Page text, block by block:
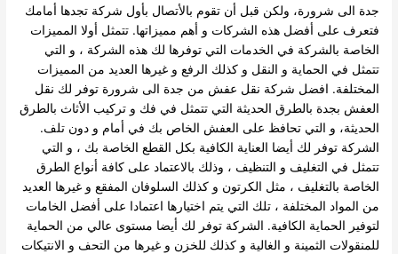
جدة الى شرورة، ولكن قبل أن تقوم بالأتصال بأول شركة تجدها أمامك
فتعرف على أفضل هذه الشركات و أهم مميزاتها. تتمثل أولا المميزات
الخاصة بالشركة في الخدمات التي توفرها لك هذه الشركة ، و التي
تتمثل في الحماية و النقل و كذلك الرفع و غيرها العديد من المميزات
المختلفة. افضل شركة نقل عفش من جدة الى شرورة توفر لك نقل
العفش بجدة بالطرق الحديثة التي تتمثل في فك و تركيب الأثاث بالطرق
الحديثة، و التي تحافظ على العفش الخاص بك في أمام و دون تلف.
الشركة توفر لك أيضا العناية الكافية بكل القطع الخاصة بك ، و التي
تتمثل في التغليف و التنظيف ، وذلك بالاعتماد على كافة أنواع الطرق
الخاصة بالتغليف ، مثل الكرتون و كذلك السلوفان المفقع و غيرها العديد
من المواد المختلفة ، تلك التي يتم اختيارها اعتمادا على أفضل الخامات
لتوفير الحماية الكافية. الشركة توفر لك أيضا مستوى عالي من الحماية
للمنقولات الثمينة و الغالية و كذلك للخزن و غيرها من التحف و الانتيكات